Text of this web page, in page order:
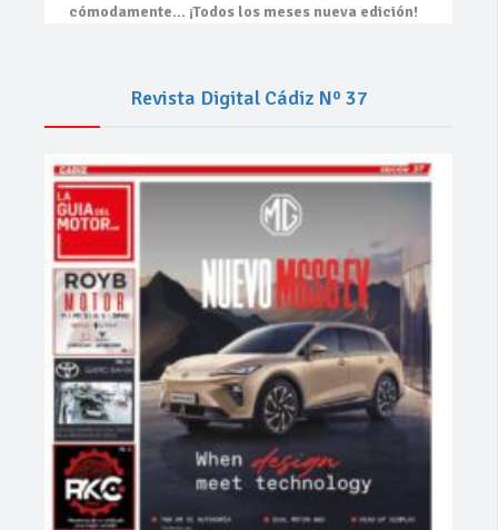
cómodamente… ¡Todos los meses nueva edición!
Revista Digital Cádiz Nº 37